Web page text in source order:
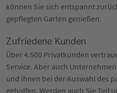
können Sie sich entspannt
gepflegten Garten genießen.
Zufriedene Kunden
Über 4.500 Privatkunden
Service. Aber auch
und ihnen bei der Auswahl des
geholfen. Werden auch Sie Teil